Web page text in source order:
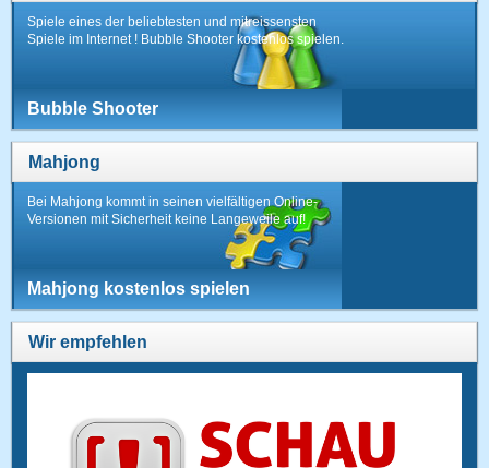
Spiele eines der beliebtesten und mitreissensten
Spiele im Internet ! Bubble Shooter kostenlos spielen.
Bubble Shooter
Mahjong
Bei Mahjong kommt in seinen vielfältigen Online-
Versionen mit Sicherheit keine Langeweile auf!
Mahjong kostenlos spielen
Wir empfehlen